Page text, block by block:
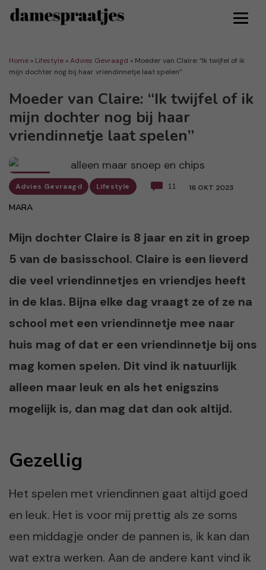
Home » Lifestyle »Advies Gevraagd » Moeder van Claire: “Ik twijfel of ik
mijn dochter nog bij haar vriendinnetje laat spelen”
Moeder van Claire: “Ik twijfel of ik
mijn dochter nog bij haar
vriendinnetje laat spelen”
Advies Gevraagd Lifestyle 11 16 OKT 2023
MARA
Mijn dochter Claire is 8 jaar en zit in groep
5 van de basisschool. Claire is een lieverd
die veel vriendinnetjes en vriendjes heeft
in de klas. Bijna elke dag vraagt ze of ze na
school met een vriendinnetje mee naar
huis mag of dat er een vriendinnetje bij ons
mag komen spelen. Dit vind ik natuurlijk
alleen maar leuk en als het enigszins
mogelijk is, dan mag dat dan ook altijd.
Gezellig
Het spelen met vriendinnen gaat altijd goed
en leuk. Het is voor mij prettig als ze soms
een middagje onder de pannen is, ik kan dan
wat extra werken. Aan de andere kant vind ik